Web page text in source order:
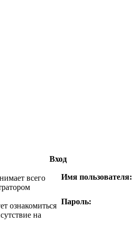
Вход
всего
ознакомиться
на
Имя пользователя:
Пароль: